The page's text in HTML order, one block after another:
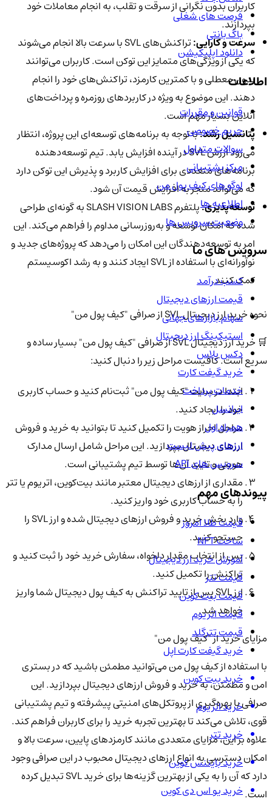
کاربران بدون نگرانی از سرقت و تقلب، به انجام معاملات خود
بپردازند.
سرعت و کارایی:
تراکنش‌های SVL با سرعت بالا انجام می‌شوند
که یکی از ویژگی‌های متمایز این توکن است. کاربران می‌توانند
بدون معطلی و با کمترین کارمزد، تراکنش‌های خود را انجام
دهند. این موضوع به ویژه در کاربردهای روزمره و پرداخت‌های
آنلاین بسیار مهم است.
پتانسیل رشد:با توجه به برنامه‌های توسعه‌ای این پروژه، انتظار
می‌رود ارزش SVL در آینده افزایش یابد. تیم توسعه‌دهنده
برنامه‌های متعددی برای افزایش کاربرد و پذیرش این توکن دارد
که می‌تواند منجر به افزایش قیمت آن شود.
توسعه‌پذیری:
پلتفرم SLASH VISION LABS به گونه‌ای طراحی
شده که امکان توسعه و به‌روزرسانی مداوم را فراهم می‌کند. این
امر به توسعه‌دهندگان این امکان را می‌دهد که پروژه‌های جدید و
نوآورانه‌ای با استفاده از SVL ایجاد کنند و به رشد اکوسیستم
کمک کنند.
نحوه خرید ارز دیجیتال SVL از صرافی "کیف پول من"
🛒 خرید ارز دیجیتال SVL از صرافی "کیف پول من" بسیار ساده و
سریع است. کافیست مراحل زیر را دنبال کنید:
ابتدا در سایت "کیف پول من" ثبت‌نام کنید و حساب کاربری
خود را ایجاد کنید.
مراحل احراز هویت را تکمیل کنید تا بتوانید به خرید و فروش
ارزهای دیجیتال بپردازید. این مراحل شامل ارسال مدارک
هویتی و تایید آن‌ها توسط تیم پشتیبانی است.
مقداری از ارزهای دیجیتال معتبر مانند بیت‌کوین، اتریوم یا تتر
را به حساب کاربری خود واریز کنید.
وارد بخش خرید و فروش ارزهای دیجیتال شده و ارز SVL را
جستجو کنید.
پس از انتخاب مقدار دلخواه، سفارش خرید خود را ثبت کنید و
تراکنش را تکمیل کنید.
ارز SVL پس از تایید تراکنش به کیف پول دیجیتال شما واریز
خواهد شد.
مزایای خرید از "کیف پول من"
با استفاده از کیف پول من می‌توانید مطمئن باشید که در بستری
امن و مطمئن، به خرید و فروش ارزهای دیجیتال بپردازید. این
صرافی با بهره‌گیری از پروتکل‌های امنیتی پیشرفته و تیم پشتیبانی
قوی، تلاش می‌کند تا بهترین تجربه خرید را برای کاربران فراهم کند.
علاوه بر این، مزایای متعددی مانند کارمزدهای پایین، سرعت بالا و
امکان دسترسی به انواع ارزهای دیجیتال محبوب در این صرافی وجود
دارد که آن را به یکی از بهترین گزینه‌ها برای خرید SVL تبدیل کرده
است.
فرصت های شغلی
باگ بانتی
دانلود اپلیکیشن
اطلاعات
قوانین و مقررات
حریم خصوصی
سوالات متداول
مرکز پشتیبانی
لوگو های کیف پول من
اطلاعیه ها
وضعیت سرویس ها
سرویس های ما
کسب درآمد
قیمت ارزهای دیجیتال
سهام بازارهای جهانی
استیکینگ ارز دیجیتال
دکس پلاس
خرید گیفت کارت
خدمات پرداخت
ایرانسل
همراه اول
ارزهای پیش لیست
سرویس های API
پیوندهای مهم
قیمت طلا امروز
ساخت NFT
آموزش خرید ارز دیجیتال
قیمت تتر
قیمت بیت کوین
قیمت اتریوم
قیمت تترگلد
خرید گیفت کارت اپل
خرید بیت کوین
خرید اتریوم
خرید تتر
خرید بایننس کوین
خرید یو اس دی کوین